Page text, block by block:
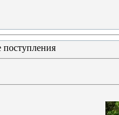
поступления